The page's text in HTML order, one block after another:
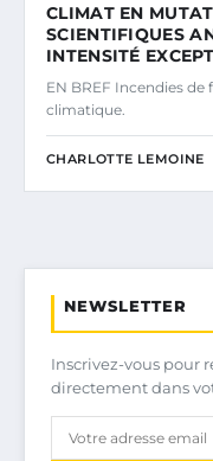
CLIMAT EN
SCIENTIFIQUES
INTENSITÉ
EN BREF Incendies
climatique.
CHARLOTTE LEMOINE
NEWSLETTER
Inscrivez-vous pour
directement dans